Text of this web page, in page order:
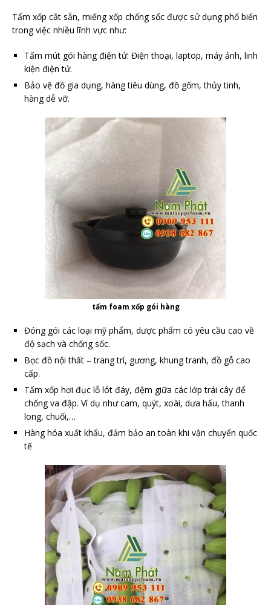
Tấm xốp cắt sẵn, miếng xốp chống sốc được sử dụng phổ biến
trong việc nhiều lĩnh vực như:
Tấm mút gói hàng điện tử: Điện thoại, laptop, máy ảnh, linh
kiện điện tử.
Bảo vệ đồ gia dụng, hàng tiêu dùng, đồ gốm, thủy tinh,
hàng dễ vỡ.
tấm foam xốp gói hàng
Đóng gói các loại mỹ phẩm, dược phẩm có yêu cầu cao về
độ sạch và chống sốc.
Bọc đồ nội thất – trang trí, gương, khung tranh, đồ gỗ cao
cấp.
Tấm xốp hơi đục lỗ lót đáy, đệm giữa các lớp trái cây để
chống va đập. Ví dụ như cam, quýt, xoài, dưa hấu, thanh
long, chuối,…
Hàng hóa xuất khẩu, đảm bảo an toàn khi vận chuyển quốc
tế